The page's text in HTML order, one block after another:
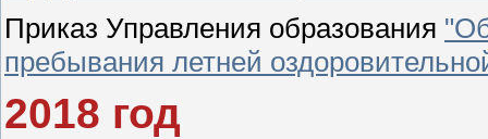
Приказ Управления образования
пребывания летней
2018 год